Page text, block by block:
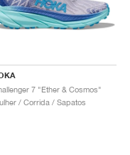
7 "Ether & Cosmos"
/ Corrida / Sapatos